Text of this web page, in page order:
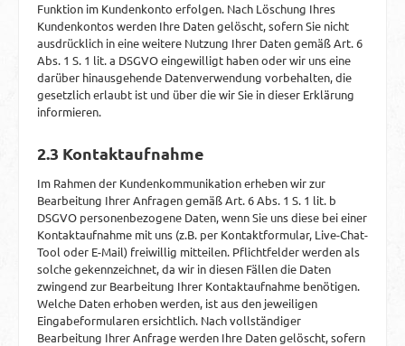
Funktion im Kundenkonto erfolgen. Nach Löschung Ihres
Kundenkontos werden Ihre Daten gelöscht, sofern Sie nicht
ausdrücklich in eine weitere Nutzung Ihrer Daten gemäß Art. 6
Abs. 1 S. 1 lit. a DSGVO eingewilligt haben oder wir uns eine
darüber hinausgehende Datenverwendung vorbehalten, die
gesetzlich erlaubt ist und über die wir Sie in dieser Erklärung
informieren.
2.3 Kontaktaufnahme
Im Rahmen der Kundenkommunikation erheben wir zur
Bearbeitung Ihrer Anfragen gemäß Art. 6 Abs. 1 S. 1 lit. b
DSGVO personenbezogene Daten, wenn Sie uns diese bei einer
Kontaktaufnahme mit uns (z.B. per Kontaktformular, Live-Chat-
Tool oder E-Mail) freiwillig mitteilen. Pflichtfelder werden als
solche gekennzeichnet, da wir in diesen Fällen die Daten
zwingend zur Bearbeitung Ihrer Kontaktaufnahme benötigen.
Welche Daten erhoben werden, ist aus den jeweiligen
Eingabeformularen ersichtlich. Nach vollständiger
Bearbeitung Ihrer Anfrage werden Ihre Daten gelöscht, sofern